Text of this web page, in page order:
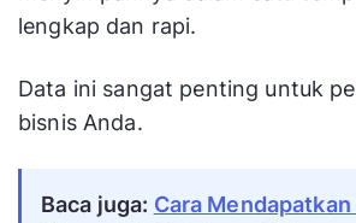
lengkap dan rapi.
Data ini sangat penting untuk
bisnis Anda.
Baca juga: Cara Mendapatkan